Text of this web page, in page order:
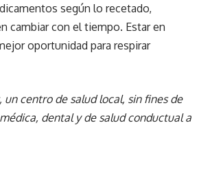
según lo recetado,
cambiar con el tiempo. Estar en
oportunidad para respirar
centro de salud local, sin fines de
dental y de salud conductual a